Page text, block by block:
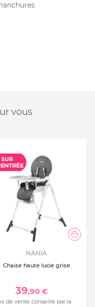
vous
NANIA
Chaise haute lucie grise
39,90 €
de vente conseillé par la